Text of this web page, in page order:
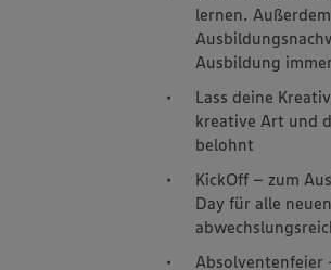
lernen.
Ausbildung
Lass deine
kreative Art und
belohnt
KickOff – zum
Day für alle
Absolventenfeier